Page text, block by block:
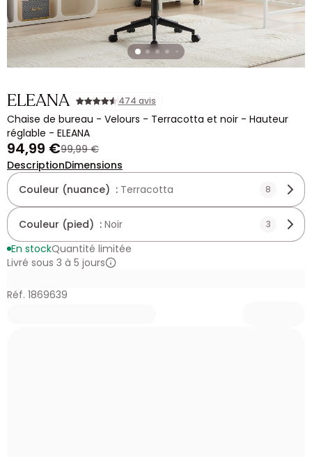
ELEANA 474 avis
Chaise de bureau - Velours - Terracotta et noir - Hauteur
réglable - ELEANA
94,99 €99,99 €
DescriptionDimensions
Couleur (nuance) : Terracotta 8
Couleur (pied) : Noir 3
En stockQuantité limitée
Livré sous 3 à 5 jours
Réf. 1869639